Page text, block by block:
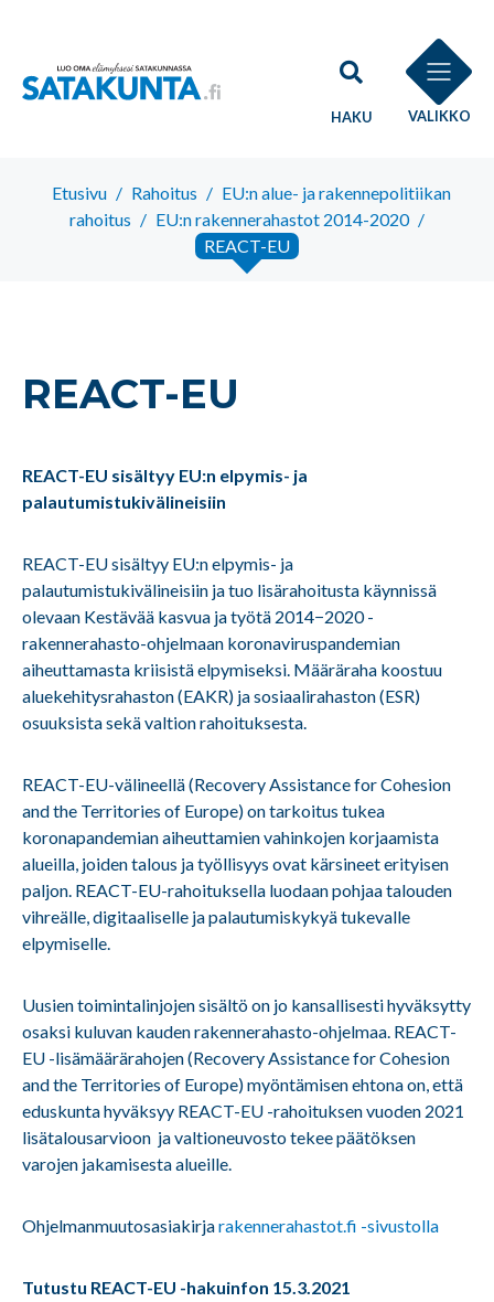
HAKU VALIKKO
Etusivu / Rahoitus / EU:n alue- ja rakennepolitiikan
rahoitus / EU:n rakennerahastot 2014-2020 /
REACT-EU
REACT-EU
REACT-EU sisältyy EU:n elpymis- ja
palautumistukivälineisiin
REACT-EU sisältyy EU:n elpymis- ja
palautumistukivälineisiin ja tuo lisärahoitusta käynnissä
olevaan Kestävää kasvua ja työtä 2014−2020 -
rakennerahasto-ohjelmaan koronaviruspandemian
aiheuttamasta kriisistä elpymiseksi. Määräraha koostuu
aluekehitysrahaston (EAKR) ja sosiaalirahaston (ESR)
osuuksista sekä valtion rahoituksesta.
REACT-EU-välineellä (Recovery Assistance for Cohesion
and the Territories of Europe) on tarkoitus tukea
koronapandemian aiheuttamien vahinkojen korjaamista
alueilla, joiden talous ja työllisyys ovat kärsineet erityisen
paljon. REACT-EU-rahoituksella luodaan pohjaa talouden
vihreälle, digitaaliselle ja palautumiskykyä tukevalle
elpymiselle.
Uusien toimintalinjojen sisältö on jo kansallisesti hyväksytty
osaksi kuluvan kauden rakennerahasto-ohjelmaa. REACT-
EU -lisämäärärahojen (Recovery Assistance for Cohesion
and the Territories of Europe) myöntämisen ehtona on, että
eduskunta hyväksyy REACT-EU -rahoituksen vuoden 2021
lisätalousarvioon ja valtioneuvosto tekee päätöksen
varojen jakamisesta alueille.
Ohjelmanmuutosasiakirjarakennerahastot.fi -sivustolla
Tutustu REACT-EU -hakuinfon 15.3.2021